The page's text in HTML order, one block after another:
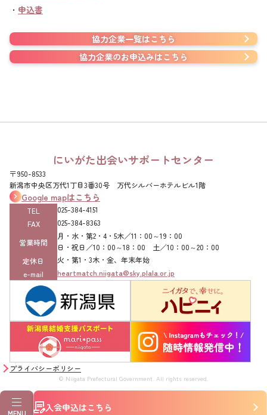
・ 申込書
協力企業一覧はこちら
協力企業のお申込みはこちら
にいがた出会いサポートセンター
〒950-8533
新潟市中央区万代1丁目3番30号 万代シルバーホテルビル1階
Google mapはこちら
TEL
025-384-4151‌
FAX
025-384-8363‌
営業時間
月・水・第2・4・5木／11：00～19：00
日・祝日／10：00～18：00 土／10：00～20：00
定休日
火・第1・3木・金、年末年始
e-mail
heartmatch.niigata@sky.plala.or.jp
プライバシーポリシー
© Niigata Prefectural Government. All rights reserved.
入会申込はこちら